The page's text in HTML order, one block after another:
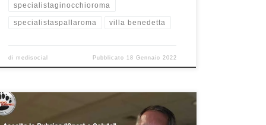
specialistaginocchioroma
specialistaspallaroma villa benedetta
dimedisocial Pubblicato 18 Gennaio 2022
Infiltrazioni con cellule staminali al ginocchio: “Sport e